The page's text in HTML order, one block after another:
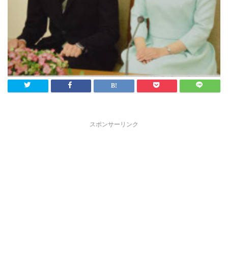
スポンサーリンク